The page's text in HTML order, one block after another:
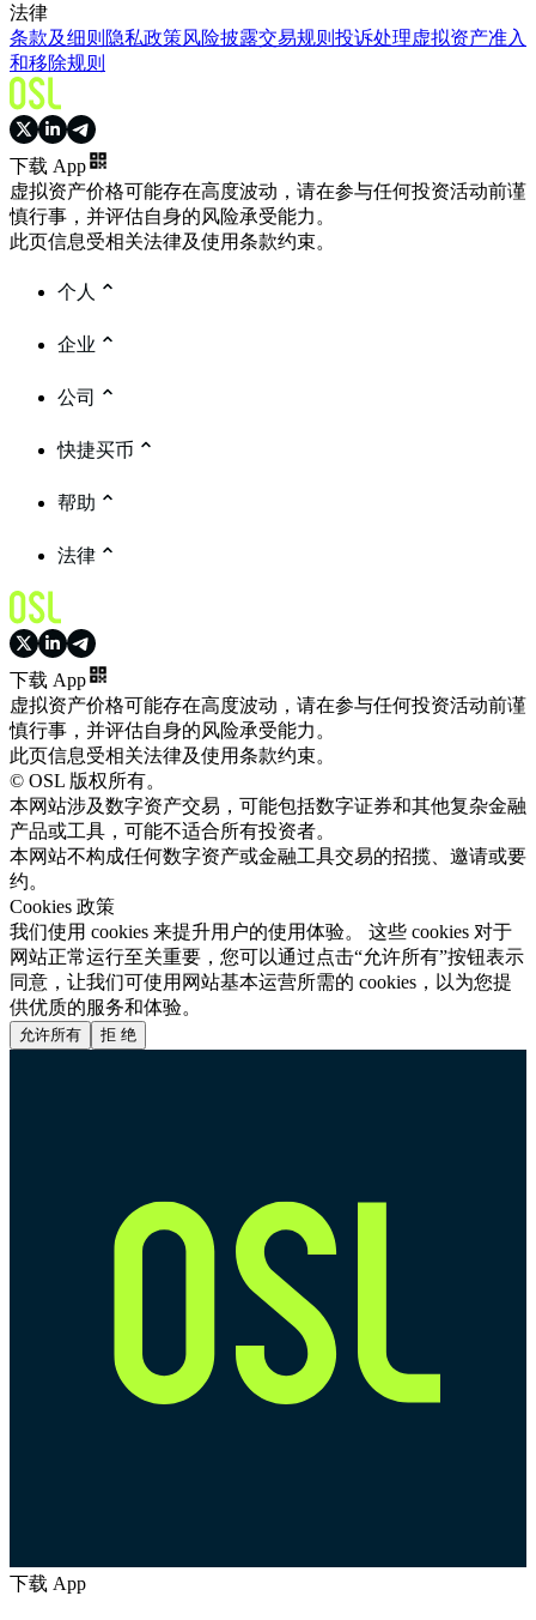
法律
条款及细则 隐私政策风险披露交易规则 投诉处理虚拟资产准入
和移除规则
下载 App
虚拟资产价格可能存在高度波动，请在参与任何投资活动前谨
慎行事，并评估自身的风险承受能力。
此页信息受相关法律及使用条款约束。
个人
企业
公司
快捷买币
帮助
法律
下载 App
虚拟资产价格可能存在高度波动，请在参与任何投资活动前谨
慎行事，并评估自身的风险承受能力。
此页信息受相关法律及使用条款约束。
© OSL 版权所有。
本网站涉及数字资产交易，可能包括数字证券和其他复杂金融
产品或工具，可能不适合所有投资者。
本网站不构成任何数字资产或金融工具交易的招揽、邀请或要
约。
Cookies 政策
我们使用 cookies 来提升用户的使用体验。 这些 cookies 对于
网站正常运行至关重要，您可以通过点击“允许所有”按钮表示
同意，让我们可使用网站基本运营所需的 cookies，以为您提
供优质的服务和体验。
允许所有 拒 绝
下载 App